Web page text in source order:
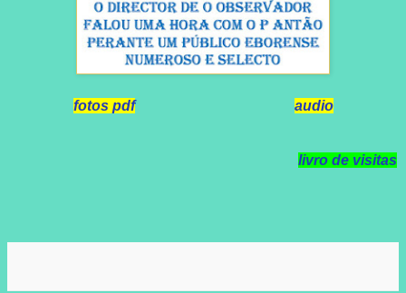
fotos pdf audio
livro de visitas